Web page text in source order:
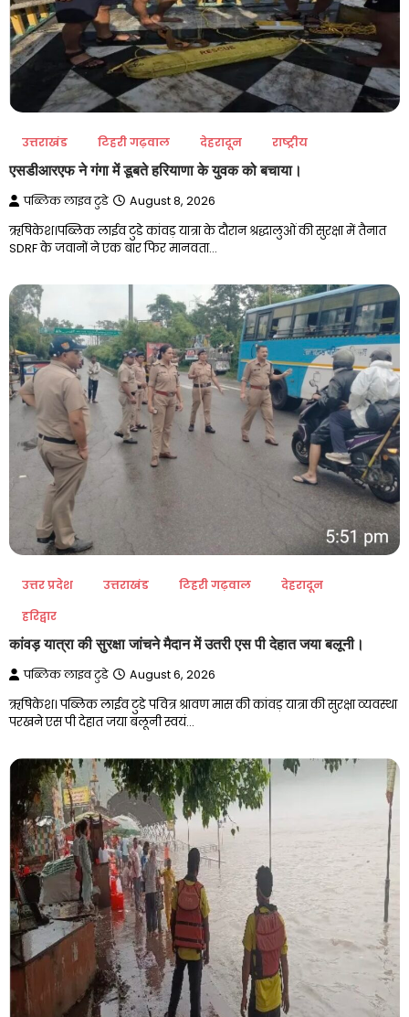
उत्तराखंड टिहरी गढ़वाल देहरादून राष्ट्रीय
एसडीआरएफ ने गंगा में डूबते हरियाणा के युवक को बचाया।
पब्लिक लाइव टुडे August 8, 2026
ऋषिकेश।पब्लिक लाईव टुडे कांवड़ यात्रा के दौरान श्रद्धालुओं की सुरक्षा में तैनात
SDRF के जवानों ने एक बार फिर मानवता…
उत्तर प्रदेश उत्तराखंड टिहरी गढ़वाल
देहरादून
हरिद्वार
कांवड़ यात्रा की सुरक्षा जांचने मैदान में उतरी एस पी देहात जया बलूनी।
पब्लिक लाइव टुडे August 6, 2026
ऋषिकेश। पब्लिक लाईव टुडे पवित्र श्रावण मास की कांवड़ यात्रा की सुरक्षा व्यवस्था
परखने एस पी देहात जया बलूनी स्वयं…